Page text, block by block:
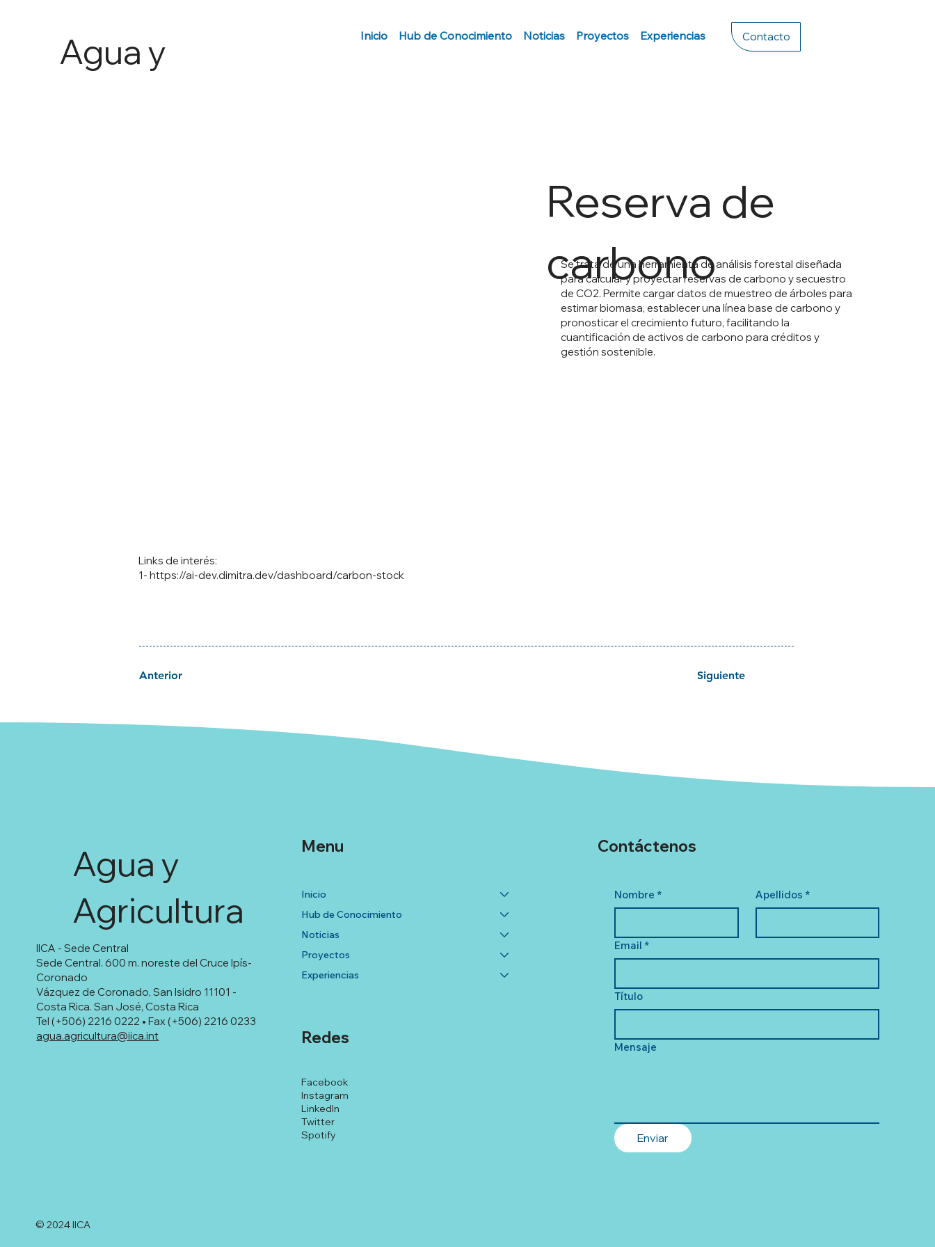
Agua y
Inicio Hub de Conocimiento Noticias Proyectos Experiencias Contacto
Reserva de
carbono
Se trata de una herramienta de análisis forestal diseñada
para calcular y proyectar reservas de carbono y secuestro
de CO2. Permite cargar datos de muestreo de árboles para
estimar biomasa, establecer una línea base de carbono y
pronosticar el crecimiento futuro, facilitando la
cuantificación de activos de carbono para créditos y
gestión sostenible.
1- https://ai-dev.dimitra.dev/dashboard/carbon-stock
Links de interés:
Siguiente
Anterior
IICA - Sede Central
Sede Central. 600 m. noreste del Cruce Ipís-
Coronado
Vázquez de Coronado, San Isidro 11101 -
Costa Rica. San José, Costa Rica
Tel (+506) 2216 0222 • Fax (+506) 2216 0233
agua.agricultura@iica.int
Agua y
Agricultura
Facebook
Instagram
LinkedIn
Twitter
Spotify
Redes
Inicio
Hub de Conocimiento
Noticias
Proyectos
Experiencias
Menu
Nombre * Apellidos *
Email *
Título
Mensaje
Enviar
Contáctenos
© 2024 IICA